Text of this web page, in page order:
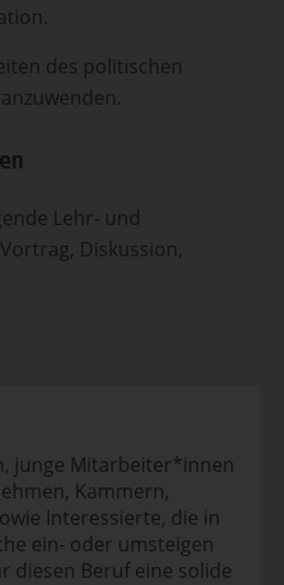
des politischen
Lehr- und
Diskussion,
junge Mitarbeiter*innen
Kammern,
Interessierte, die in
ein- oder umsteigen
diesen Beruf eine solide